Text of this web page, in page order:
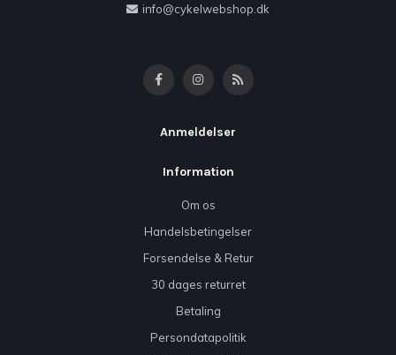
info@cykelwebshop.dk
Anmeldelser
Information
Om os
Handelsbetingelser
Forsendelse & Retur
30 dages returret
Betaling
Persondatapolitik